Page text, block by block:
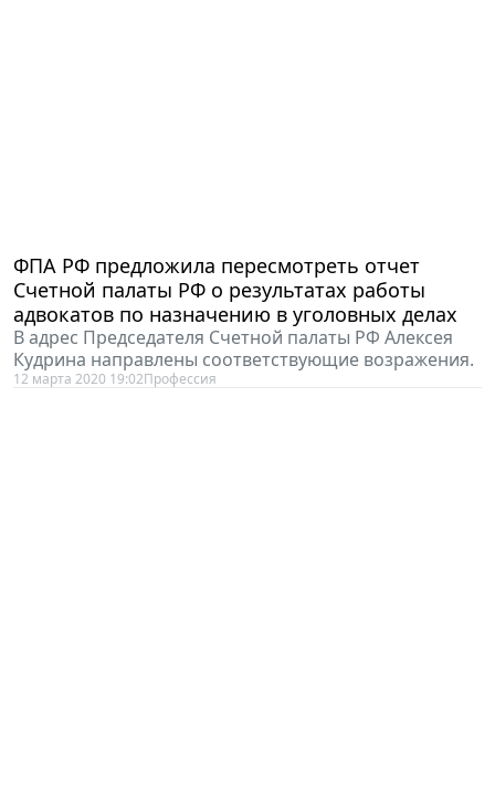
ФПА РФ предложила пересмотреть отчет
Счетной палаты РФ о результатах работы
адвокатов по назначению в уголовных делах
В адрес Председателя Счетной палаты РФ Алексея
Кудрина направлены соответствующие возражения.
12 марта 2020 19:02Профессия